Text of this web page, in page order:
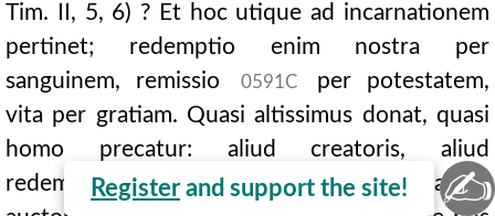
Register and support the site!
Tim. II, 5, 6) ? Et hoc utique ad incarnationem
pertinet; redemptio enim nostra per
sanguinem, remissio
0591C
per potestatem,
vita per gratiam. Quasi altissimus donat, quasi
homo precatur: aliud creatoris, aliud
redemptoris est. Distincta licet, unius tamen
✍